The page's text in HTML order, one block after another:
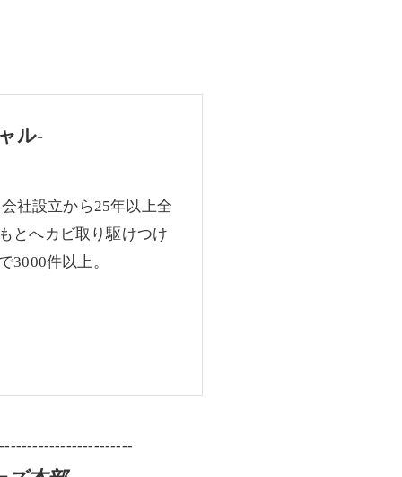
ル-
社設立から25年以上全
とへカビ取り駆けつけ
3000件以上。